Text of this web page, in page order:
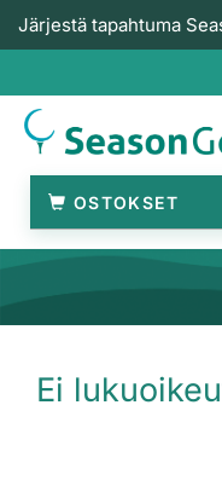
Järjestä tapahtuma
OSTOKSET
Ei